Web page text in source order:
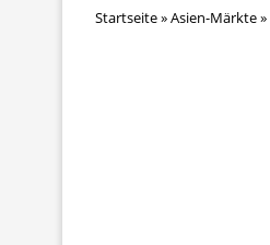
Startseite»Asien-Märkte»